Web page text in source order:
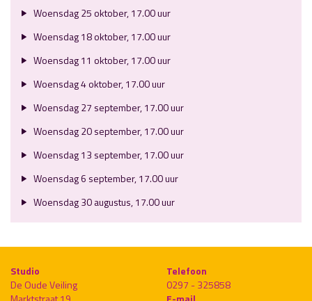
Woensdag 25 oktober, 17.00 uur
Woensdag 18 oktober, 17.00 uur
Woensdag 11 oktober, 17.00 uur
Woensdag 4 oktober, 17.00 uur
Woensdag 27 september, 17.00 uur
Woensdag 20 september, 17.00 uur
Woensdag 13 september, 17.00 uur
Woensdag 6 september, 17.00 uur
Woensdag 30 augustus, 17.00 uur
Studio
De Oude Veiling
Telefoon
0297 - 325858